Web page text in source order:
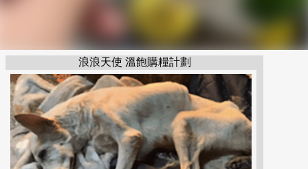
浪浪天使 溫飽購糧計劃